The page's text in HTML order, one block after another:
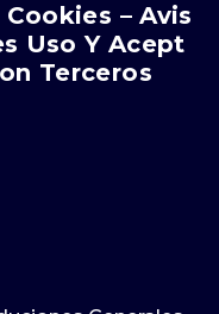
– Avis
Uso Y Acept
Terceros